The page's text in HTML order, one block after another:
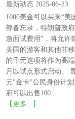
最新动态 2025-06-23
1000美金可以买来“美
部备忘录，特朗普政
急面试费用”，将允许
美国的游客和其他非
的千元选项将作为高
月以试点形式启动。
元"金卡"公民身份计
府可以出售100...
【更多...】